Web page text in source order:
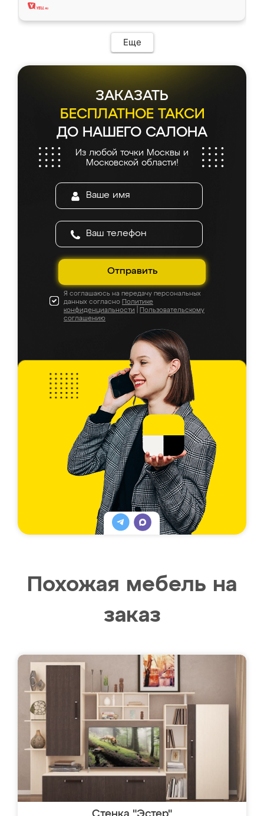
Еще
ЗАКАЗАТЬ
БЕСПЛАТНОЕ ТАКСИ
ДО НАШЕГО САЛОНА
Из любой точки Москвы и
Московской области!
Отправить
Я соглашаюсь на передачу персональных
данных согласно Политике
конфиденциальности
Пользовательскому
соглашению
Похожая мебель на
заказ